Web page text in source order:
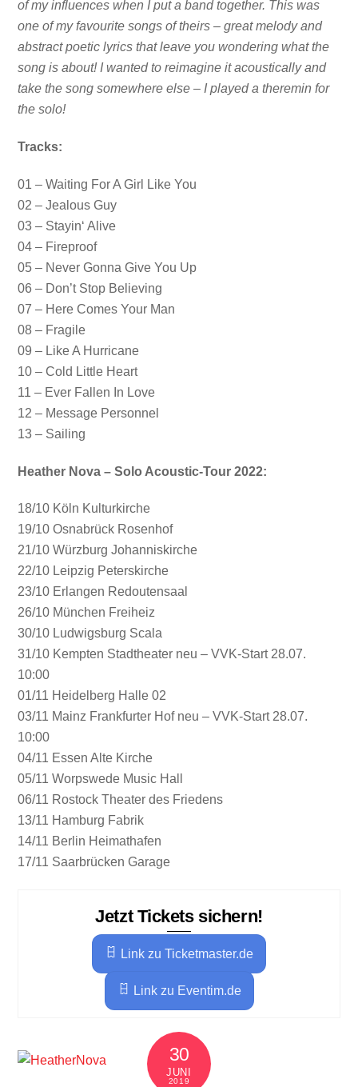
of my influences when I put a band together. This was
one of my favourite songs of theirs – great melody and
abstract poetic lyrics that leave you wondering what the
song is about! I wanted to reimagine it acoustically and
take the song somewhere else – I played a theremin for
the solo!
Tracks:
01 – Waiting For A Girl Like You
02 – Jealous Guy
03 – Stayin‘ Alive
04 – Fireproof
05 – Never Gonna Give You Up
06 – Don’t Stop Believing
07 – Here Comes Your Man
08 – Fragile
09 – Like A Hurricane
10 – Cold Little Heart
11 – Ever Fallen In Love
12 – Message Personnel
13 – Sailing
Heather Nova – Solo Acoustic-Tour 2022:
18/10 Köln Kulturkirche
19/10 Osnabrück Rosenhof
21/10 Würzburg Johanniskirche
22/10 Leipzig Peterskirche
23/10 Erlangen Redoutensaal
26/10 München Freiheiz
30/10 Ludwigsburg Scala
31/10 Kempten Stadtheater neu – VVK-Start 28.07.
10:00
01/11 Heidelberg Halle 02
03/11 Mainz Frankfurter Hof neu – VVK-Start 28.07.
10:00
04/11 Essen Alte Kirche
05/11 Worpswede Music Hall
06/11 Rostock Theater des Friedens
13/11 Hamburg Fabrik
14/11 Berlin Heimathafen
17/11 Saarbrücken Garage
Jetzt Tickets sichern!
Link zu Ticketmaster.de
Link zu Eventim.de
30
JUNI
2019